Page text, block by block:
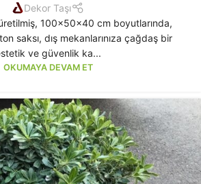
Dekor Taşı
100x50x40 cm boyutlarında,
saksı, dış mekanlarınıza çağdaş bir
ve güvenlik ka...
OKUMAYA DEVAM ET